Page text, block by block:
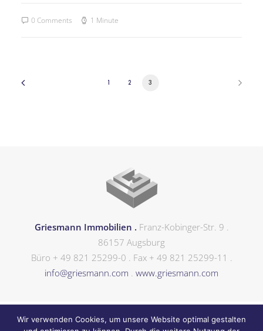
0 Comments 1 Minute
1 2 3
Griesmann Immobilien . Franz-Kobinger-Str. 9 .
86157 Augsburg
Büro + 49 821 25299-0 . Fax + 49 821 25299-11 .
info@griesmann.com . www.griesmann.com
Wir verwenden Cookies, um unsere Website optimal gestalten